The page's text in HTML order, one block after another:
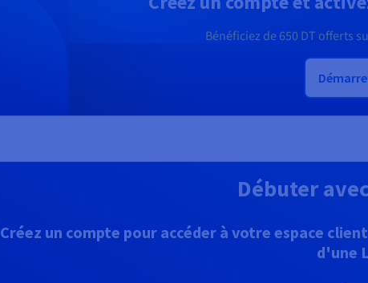
Bénéficiez de 650 DT offerts
Débuter
Créez un compte pour accéder à votre espace
d'une